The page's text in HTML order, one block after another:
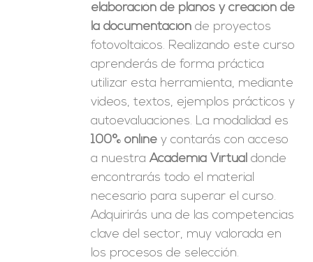
elaboración de planos y creación de
la documentación de proyectos
fotovoltaicos. Realizando este curso
aprenderás de forma práctica
utilizar esta herramienta, mediante
videos, textos, ejemplos prácticos y
autoevaluaciones. La modalidad es
100% online y contarás con acceso
a nuestraAcademia Virtual donde
encontrarás todo el material
necesario para superar el curso.
Adquirirás una de las competencias
clave del sector, muy valorada en
los procesos de selección.